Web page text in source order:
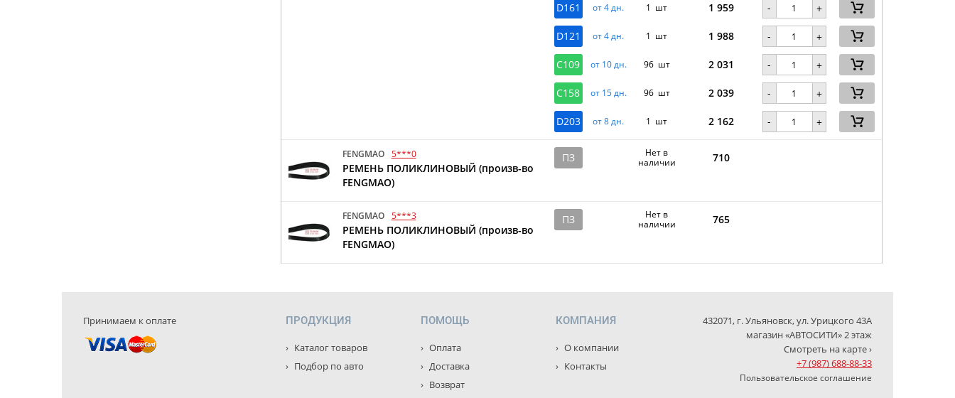
D161 от 4 дн. 1 шт 1 959 - +
D121 от 4 дн. 1 шт 1 988 - +
C109 от 10 дн. 96 шт 2 031 - +
C158 от 15 дн. 96 шт 2 039 - +
D203 от 8 дн. 1 шт 2 162 - +
FENGMAO 5***0
РЕМЕНЬ ПОЛИКЛИНОВЫЙ (произв-во
FENGMAO)
ПЗ
Нет в
наличии
710
FENGMAO 5***3
РЕМЕНЬ ПОЛИКЛИНОВЫЙ (произв-во
FENGMAO)
ПЗ
Нет в
наличии
765
Принимаем к оплате ПРОДУКЦИЯ
Каталог товаров
Подбор по авто
ПОМОЩЬ
Оплата
Доставка
Возврат
КОМПАНИЯ
О компании
Контакты
432071, г. Ульяновск, ул. Урицкого 43А
магазин «АВТОСИТИ» 2 этаж
Смотреть на карте ›
+7 (987) 688-88-33
Пользовательское соглашение